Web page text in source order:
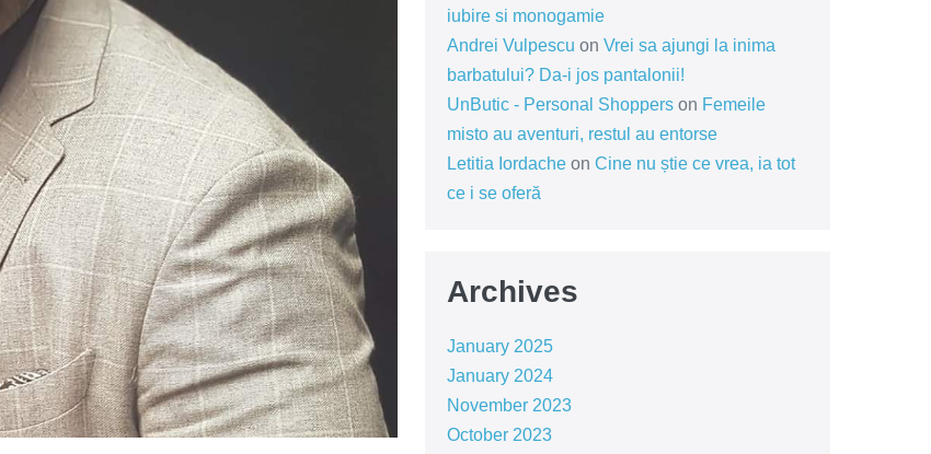
iubire si monogamie
Andrei Vulpescu on Vrei sa ajungi la inima
barbatului? Da-i jos pantalonii!
UnButic - Personal Shopperson Femeile
misto au aventuri, restul au entorse
Letitia Iordacheon Cine nu știe ce vrea, ia tot
ce i se oferă
Archives
January 2025
January 2024
November 2023
October 2023